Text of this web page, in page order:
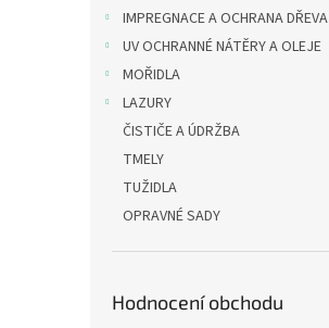
IMPREGNACE A OCHRANA DŘEVA
UV OCHRANNÉ NÁTĚRY A OLEJE
MOŘIDLA
LAZURY
ČISTIČE A ÚDRŽBA
TMELY
TUŽIDLA
OPRAVNÉ SADY
Hodnocení obchodu